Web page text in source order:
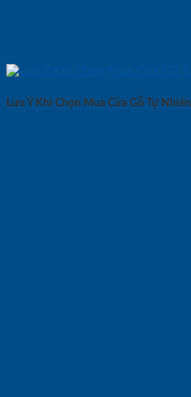
Lưu Ý Khi Chọn Mua Cửa Gỗ Tự Nhiên